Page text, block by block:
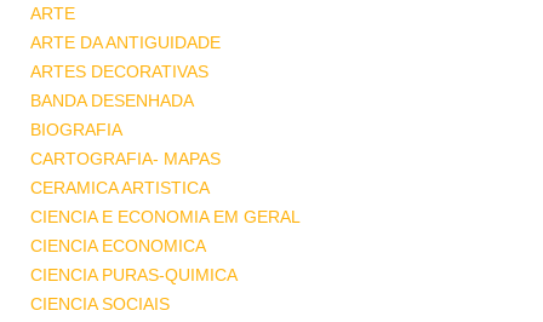
ARTE
ARTE DA ANTIGUIDADE
ARTES DECORATIVAS
BANDA DESENHADA
BIOGRAFIA
CARTOGRAFIA- MAPAS
CERAMICA ARTISTICA
CIENCIA E ECONOMIA EM GERAL
CIENCIA ECONOMICA
CIENCIA PURAS-QUIMICA
CIENCIA SOCIAIS